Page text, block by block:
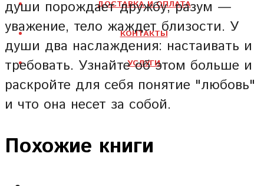
ДОСТАВКА И ОПЛАТА
КОНТАКТЫ
УСЛУГИ
души порождает дружбу, разум —
уважение, тело жаждет близости. У
души два наслаждения: настаивать и
требовать. Узнайте об этом больше и
раскройте для себя понятие "любовь"
и что она несет за собой.
Похожие книги